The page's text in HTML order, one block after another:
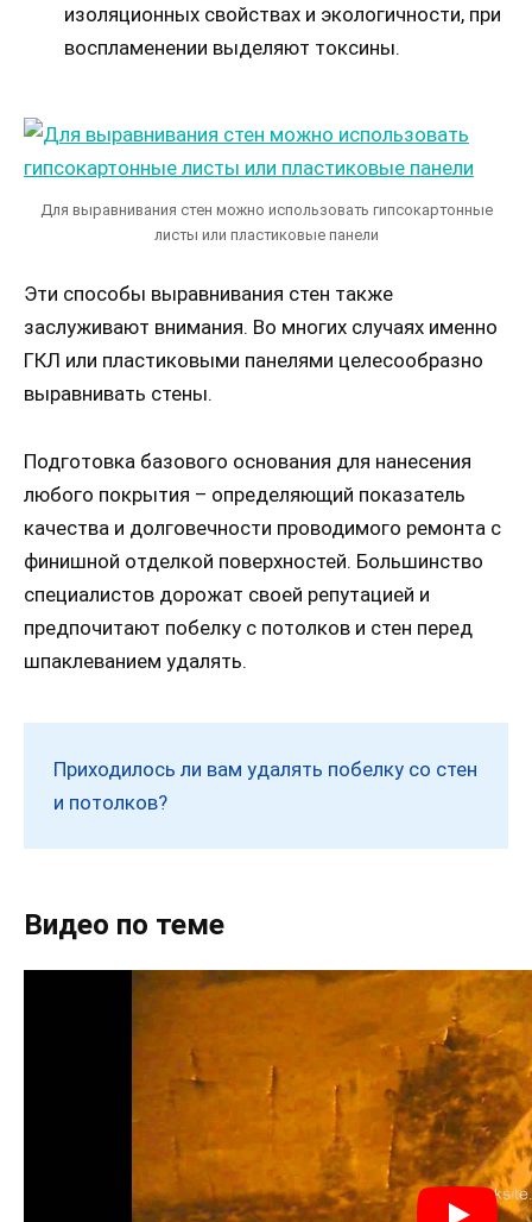
изоляционных свойствах и экологичности, при
воспламенении выделяют токсины.
Для выравнивания стен можно использовать гипсокартонные
листы или пластиковые панели
Эти способы выравнивания стен также
заслуживают внимания. Во многих случаях именно
ГКЛ или пластиковыми панелями целесообразно
выравнивать стены.
Подготовка базового основания для нанесения
любого покрытия – определяющий показатель
качества и долговечности проводимого ремонта с
финишной отделкой поверхностей. Большинство
специалистов дорожат своей репутацией и
предпочитают побелку с потолков и стен перед
шпаклеванием удалять.
Приходилось ли вам удалять побелку со стен
и потолков?
Видео по теме